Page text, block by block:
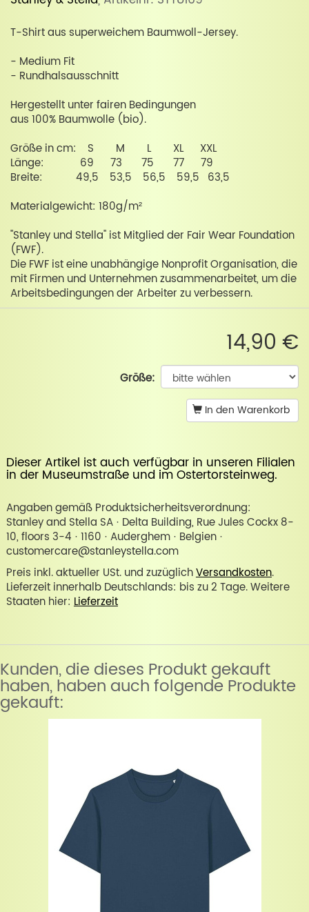
T-Shirt aus superweichem Baumwoll-Jersey.
- Medium Fit
- Rundhalsausschnitt
Hergestellt unter fairen Bedingungen
aus 100% Baumwolle (bio).
Größe in cm: S M L XL XXL
Länge: 69 73 75 77 79
Breite: 49,5 53,5 56,5 59,5 63,5
Materialgewicht: 180g/m²
"Stanley und Stella" ist Mitglied der Fair Wear Foundation
(FWF).
Die FWF ist eine unabhängige Nonprofit Organisation, die
mit Firmen und Unternehmen zusammenarbeitet, um die
Arbeitsbedingungen der Arbeiter zu verbessern.
14,90 €
Größe:
In den Warenkorb
Dieser Artikel ist auch verfügbar in unseren Filialen
in der Museumstraßeund imOstertorsteinweg.
Angaben gemäß Produktsicherheitsverordnung:
Stanley and Stella SA · Delta Building, Rue Jules Cockx 8-
10, floors 3-4 · 1160 · Auderghem · Belgien ·
customercare@stanleystella.com
Preis inkl. aktueller USt. und zuzüglichVersandkosten.
Lieferzeit innerhalb Deutschlands: bis zu 2 Tage. Weitere
Staaten hier: Lieferzeit
Kunden, die dieses Produkt gekauft
haben, haben auch folgende Produkte
gekauft: